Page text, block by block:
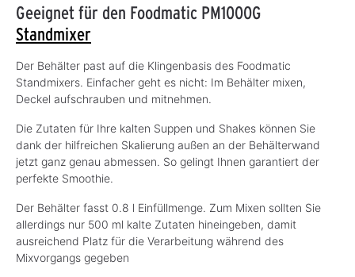
Geeignet für den Foodmatic PM1000G
Standmixer
Der Behälter past auf die Klingenbasis des Foodmatic
Standmixers. Einfacher geht es nicht: Im Behälter mixen,
Deckel aufschrauben und mitnehmen.
Die Zutaten für Ihre kalten Suppen und Shakes können Sie
dank der hilfreichen Skalierung außen an der Behälterwand
jetzt ganz genau abmessen. So gelingt Ihnen garantiert der
perfekte Smoothie.
Der Behälter fasst 0.8 l Einfüllmenge. Zum Mixen sollten Sie
allerdings nur 500 ml kalte Zutaten hineingeben, damit
ausreichend Platz für die Verarbeitung während des
Mixvorgangs gegeben